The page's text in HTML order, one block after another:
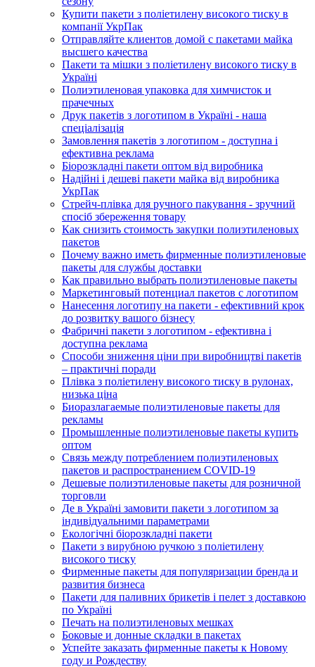
Купити пакети з поліетилену високого тиску в
компанії УкрПак
Отправляйте клиентов домой с пакетами майка
высшего качества
Пакети та мішки з поліетилену високого тиску в
Україні
Полиэтиленовая упаковка для химчисток и
прачечных
Друк пакетів з логотипом в Україні - наша
спеціалізація
Замовлення пакетів з логотипом - доступна і
ефективна реклама
Біорозкладні пакети оптом від виробника
Надійні і дешеві пакети майка від виробника
УкрПак
Стрейч-плівка для ручного пакування - зручний
спосіб збереження товару
Как снизить стоимость закупки полиэтиленовых
пакетов
Почему важно иметь фирменные полиэтиленовые
пакеты для службы доставки
Как правильно выбрать полиэтиленовые пакеты
Маркетинговый потенциал пакетов с логотипом
Нанесення логотипу на пакети - ефективний крок
до розвитку вашого бізнесу
Фабричні пакети з логотипом - ефективна і
доступна реклама
Способи зниження ціни при виробництві пакетів
– практичні поради
Плівка з поліетилену високого тиску в рулонах,
низька ціна
Биоразлагаемые полиэтиленовые пакеты для
рекламы
Промышленные полиэтиленовые пакеты купить
оптом
Связь между потреблением полиэтиленовых
пакетов и распространением COVID-19
Дешевые полиэтиленовые пакеты для розничной
торговли
Де в Україні замовити пакети з логотипом за
індивідуальними параметрами
Екологічні біорозкладні пакети
Пакети з вирубною ручкою з поліетилену
високого тиску
Фирменные пакеты для популяризации бренда и
развития бизнеса
Пакети для паливних брикетів і пелет з доставкою
по Україні
Печать на полиэтиленовых мешках
Боковые и донные складки в пакетах
Успейте заказать фирменные пакеты к Новому
году и Рождеству